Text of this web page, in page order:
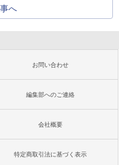
へ
お問い合わせ
編集部へのご連絡
会社概要
特定商取引法に基づく表示